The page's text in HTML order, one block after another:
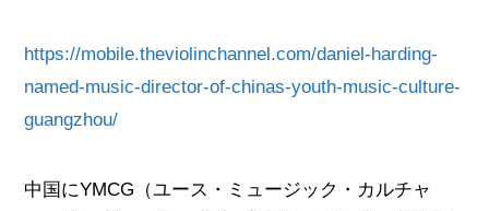
https://mobile.theviolinchannel.com/daniel-harding-
named-music-director-of-chinas-youth-music-culture-
guangzhou/
中国にYMCG（ユース・ミュージック・カルチャ